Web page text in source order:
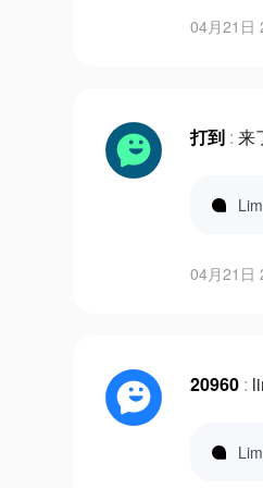
04月21日
打到 : 来
04月21日
20960 :